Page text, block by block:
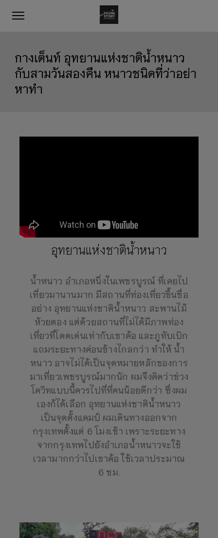
กางเต็นท์ อุทยานแห่งชาติน้ำหนาว
กับสามวันสองคืน หนาวชนิดที่ว่าอย่า
หาทำ
อุทยานแห่งชาติน้ำหนาว
น้ำหนาว อำเภอหนึ่งในเพชรบูรณ์ ที่เคยไป
เที่ยวมานานมาก มีสถานที่ท่องเที่ยวขึ้นชื่อ
อย่าง อุทยานแห่งชาติน้ำหนาว สะพานไม้
ห้วยตอง แต่ด้วยสถานที่ไม่ได้มีภาพท่อง
เที่ยวที่โดดเด่นเท่ากับเขาค้อ และภูทับเบิก
แถมระยะทางค่อนข้างไกลกว่า ทำให้ น้ำ
หนาว อาจไม่ได้เป็นจุดหมายหลักของการ
มาเที่ยวเพชรบูรณ์มากนัก ผมจึงคิดว่าช่วง
โควิทแบบนี้ควรไปที่ที่คนน้อยดีกว่า ซึ่งผม
เองก้ได้เลือก อุทยานแห่งชาติน้ำหนาว
เป็นจุดตั้งแคมป์ ผมเดินทางออกจาก
กรุงเทพตั้งแต่ 6 โมงเช้า เพราะระยะทาง
จากกรุงเทพไปยังอำเภอน้ำหนาวจะใช้
เวลามากกว่าไปเขาค้อ ใช้เวลาประมาณ
6 ชม.